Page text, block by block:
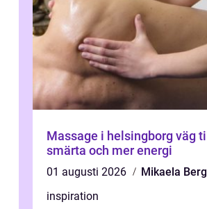
Massage i helsingborg väg till mindre
smärta och mer energi
01 augusti 2026
Mikaela
inspiration